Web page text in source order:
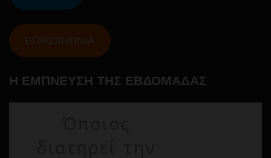
ΕΠΙΚΟΙΝΩΝΙΑ
Η ΕΜΠΝΕΥΣΗ ΤΗΣ ΕΒΔΟΜΑΔΑΣ